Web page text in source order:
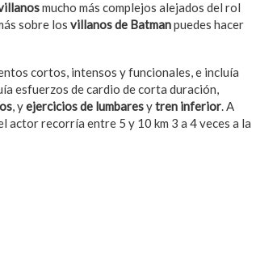
mucho más complejos alejados del rol
sobre los villanos de Batmanpuedes hacer
cortos, intensos y funcionales, e incluía
esfuerzos de cardio de corta duración,
, yejercicios de lumbaresytren inferior. A
actor recorría entre 5 y 10 km 3 a 4 veces a la